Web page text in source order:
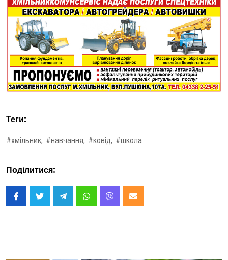
Теги:
#хмільник, #навчання, #ковід, #школа
Поділитися: